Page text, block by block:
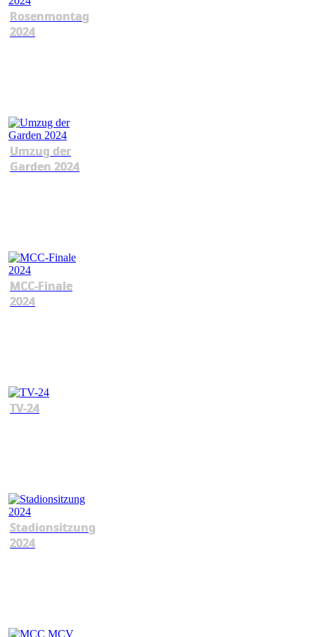
Rosenmontag
2024
Umzug der
Garden 2024
MCC-Finale
2024
TV-24
Stadionsitzung
2024